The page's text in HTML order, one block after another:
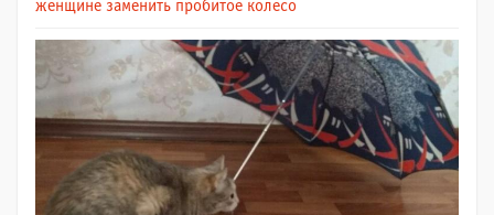
женщине заменить пробитое колесо